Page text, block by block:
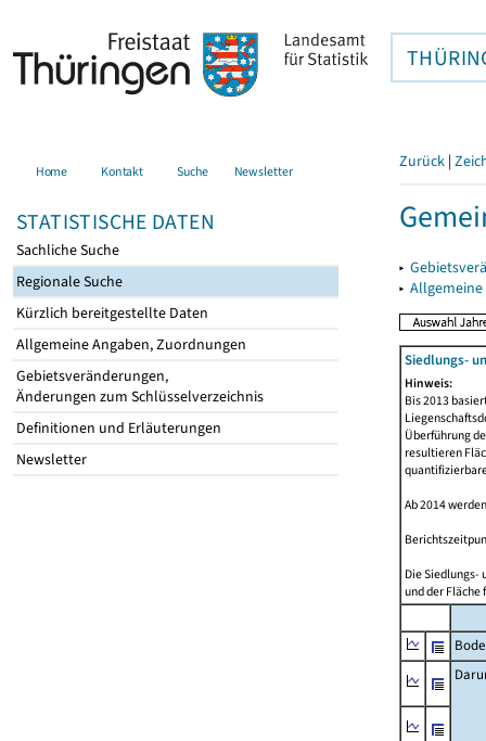
Home Kontakt Suche Newsletter
STATISTISCHE DATEN
Sachliche Suche
Regionale Suche
Kürzlich bereitgestellte Daten
Allgemeine Angaben, Zuordnungen
Gebietsveränderungen,
Änderungen zum Schlüsselverzeichnis
Definitionen und Erläuterungen
Newsletter
Zurück |
▸
▸
Siedlungs-
Hinweis:
Bis 2013
Überführung
resultieren
Ab 2014
Die Siedlungs-
und der Fläche